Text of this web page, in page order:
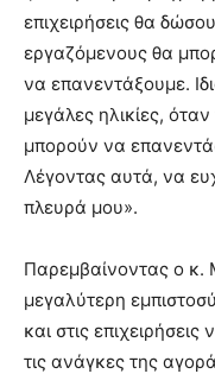
επιχειρήσεις θα
εργαζόμενους θα
να επανεντάξουμε.
μεγάλες ηλικίες,
μπορούν να
Λέγοντας αυτά, να
πλευρά μου».
Παρεμβαίνοντας ο κ.
μεγαλύτερη
και στις
τις ανάγκες της